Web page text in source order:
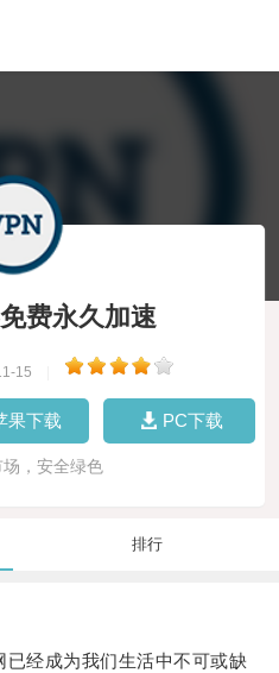
费永久加速
15
果下载 PC下载
，安全绿色
排行
经成为我们生活中不可或缺